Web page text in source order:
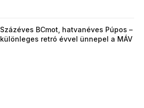
Százéves BCmot, hatvanéves Púpos –
különleges retró évvel ünnepel a MÁV